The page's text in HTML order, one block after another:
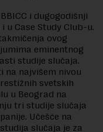
i dugogodišnji
u Case Study Club-u.
ovog
eminentnog
studije slučaja.
na najvišem nivou
svetskih
u Beograd na
tri studije slučaja
Učešće na
slučaja je za